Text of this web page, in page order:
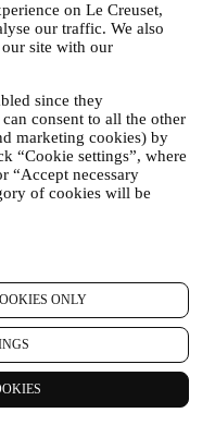
on Le Creuset,
our traffic. We also
site with our
since they
consent to all the other
marketing cookies) by
“Cookie settings”, where
“Accept necessary
of cookies will be
ONLY
(incluindo pixels de
nossos serviços e
- na maioria dos
lo com essas
sobre coleta de
nossa Política de Cookies
perguntas ou
suas mensagens, chats,
telefonemas).
protegidos e tem direitos de
comércio eletrônico
Unipessoal LDA, com
Rua Tomás da
209 Lisboa.
comerciais, você
de consumidores do grupo